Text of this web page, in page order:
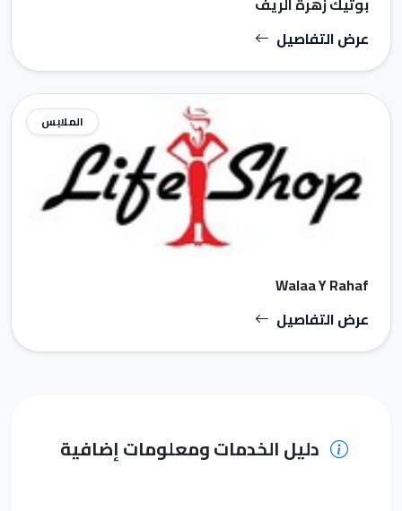
عرض التفاصيل
الملابس
Walaa Y Rahaf
عرض التفاصيل
دليل الخدمات ومعلومات إضافية